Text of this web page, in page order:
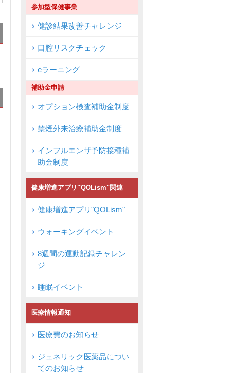
参加型保健事業
健診結果改善チャレンジ
口腔リスクチェック
eラーニング
補助金申請
オプション検査補助金制度
禁煙外来治療補助金制度
インフルエンザ予防接種補
助金制度
健康増進アプリ"QOLism"関連
健康増進アプリ"QOLism"
ウォーキングイベント
8週間の運動記録チャレン
ジ
睡眠イベント
医療情報通知
医療費のお知らせ
ジェネリック医薬品につい
てのお知らせ